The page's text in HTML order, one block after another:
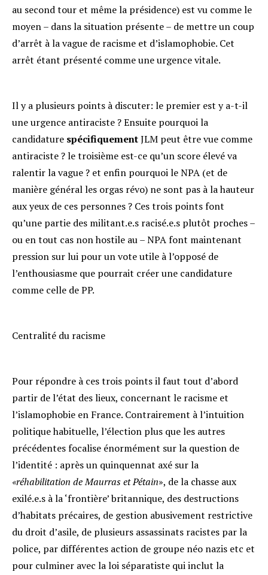
au second tour et même la présidence) est vu comme le
moyen – dans la situation présente – de mettre un coup
d’arrêt à la vague de racisme et d’islamophobie. Cet
arrêt étant présenté comme une urgence vitale.
Il y a plusieurs points à discuter: le premier est y a-t-il
une urgence antiraciste ? Ensuite pourquoi la
candidature spécifiquementJLM peut être vue comme
antiraciste ? le troisième est-ce qu’un score élevé va
ralentir la vague ? et enfin pourquoi le NPA (et de
manière général les orgas révo) ne sont pas à la hauteur
aux yeux de ces personnes ? Ces trois points font
qu’une partie des militant.e.s racisé.e.s plutôt proches –
ou en tout cas non hostile au – NPA font maintenant
pression sur lui pour un vote utile à l’opposé de
l’enthousiasme que pourrait créer une candidature
comme celle de PP.
Centralité du racisme
Pour répondre à ces trois points il faut tout d’abord
partir de l’état des lieux, concernant le racisme et
l’islamophobie en France. Contrairement à l’intuition
politique habituelle, l’élection plus que les autres
précédentes focalise énormément sur la question de
l’identité : après un quinquennat axé sur la
«réhabilitation de Maurras et Pétain», de la chasse aux
exilé.e.s à la ‘frontière’ britannique, des destructions
d’habitats précaires, de gestion abusivement restrictive
du droit d’asile, de plusieurs assassinats racistes par la
police, par différentes action de groupe néo nazis etc et
pour culminer avec la loi séparatiste qui inclut la